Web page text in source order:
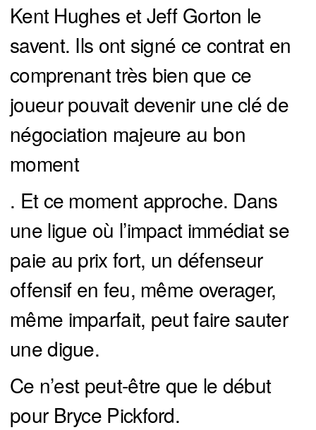
Kent Hughes et Jeff Gorton le
savent. Ils ont signé ce contrat en
comprenant très bien que ce
joueur pouvait devenir une clé de
négociation majeure au bon
moment
. Et ce moment approche. Dans
une ligue où l’impact immédiat se
paie au prix fort, un défenseur
offensif en feu, même overager,
même imparfait, peut faire sauter
une digue.
Ce n’est peut-être que le début
pour Bryce Pickford.